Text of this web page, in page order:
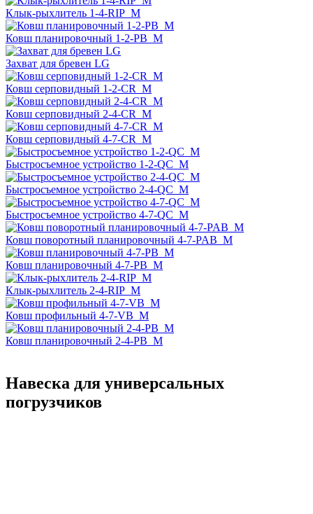
Клык-рыхлитель 1-4-RIP_M
Ковш планировочный 1-2-PB_M
Захват для бревен LG
Ковш серповидный 1-2-СR_M
Ковш серповидный 2-4-СR_M
Ковш серповидный 4-7-СR_M
Быстросъемное устройство 1-2-QC_M
Быстросъемное устройство 2-4-QC_M
Быстросъемное устройство 4-7-QC_M
Ковш поворотный планировочный 4-7-PAB_M
Ковш планировочный 4-7-PB_M
Клык-рыхлитель 2-4-RIP_M
Ковш профильный 4-7-VB_M
Ковш планировочный 2-4-PB_M
Навеска для универсальных
погрузчиков